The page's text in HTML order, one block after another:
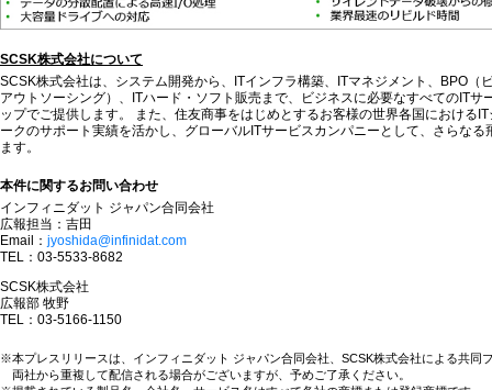
SCSK株式会社について
SCSK株式会社は、システム開発から、ITインフラ構築、ITマネジメント、BPO（
アウトソーシング）、ITハード・ソフト販売まで、ビジネスに必要なすべてのITサ
ップでご提供します。 また、住友商事をはじめとするお客様の世界各国における
ークのサポート実績を活かし、グローバルITサービスカンパニーとして、さらなる
ます。
本件に関するお問い合わせ
インフィニダット ジャパン合同会社
広報担当：吉田
Email： jyoshida@infinidat.com
TEL：03-5533-8682
SCSK株式会社
広報部 牧野
TEL：03-5166-1150
※本プレスリリースは、インフィニダット ジャパン合同会社、SCSK株式会社による共同
両社から重複して配信される場合がございますが、予めご了承ください。